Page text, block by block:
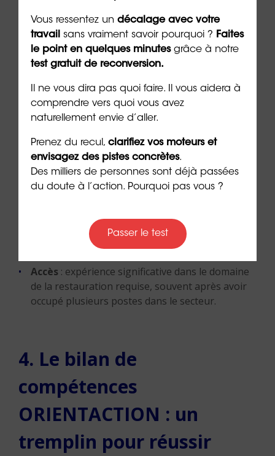
préalable, idéal pour débuter dans le secteur.
Sommelier/ Sommelière
Formation: formations spécialisées en
sommellerie, souvent proposées par des écoles
hôtelières ou de vin.
des vins, souvent acquise par l’expérience et des
formations complémentaires.
Gérant de restaurant / Gérante de restaurant
: BTS/DUT en hôtellerie-
restauration, éventuellement complété par un
diplôme en gestion d’entreprise.
Accès : expérience significative dans le domaine
de la restauration requise, souvent après avoir
occupé plusieurs postes dans le secteur.
4. Le bilan de
compétences
ORIENTACTION : un
tremplin pour réussir
Vous ressentez un décalage avec votre
travail sans vraiment savoir pourquoi ? Faites
le point en quelques minutesgrâce à notre
test gratuit de reconversion.
Il ne vous dira pas quoi faire. Il vous aidera à
comprendre vers quoi vous avez
naturellement envie d’aller.
Prenez du recul, clarifiez vos moteurs et
envisagez des pistes concrètes.
Des milliers de personnes sont déjà passées
du doute à l’action. Pourquoi pas vous ?
Passer le test